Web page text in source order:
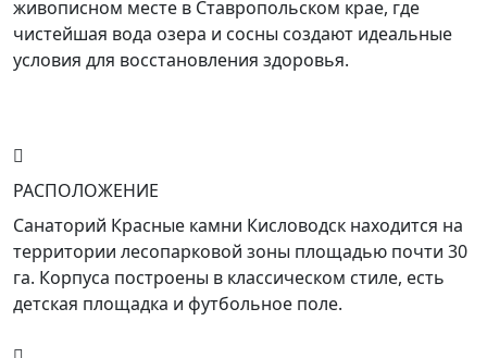
живописном месте в Ставропольском крае, где
чистейшая вода озера и сосны создают идеальные
условия для восстановления здоровья.
РАСПОЛОЖЕНИЕ
Санаторий Красные камни Кисловодск находится на
территории лесопарковой зоны площадью почти 30
га. Корпуса построены в классическом стиле, есть
детская площадка и футбольное поле.